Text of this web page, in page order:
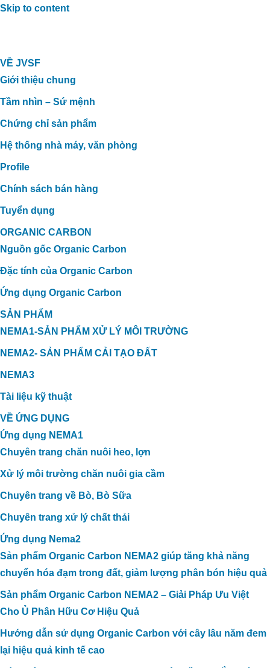
Skip to content
VỀ JVSF
Giới thiệu chung
Tầm nhìn – Sứ mệnh
Chứng chỉ sản phẩm
Hệ thống nhà máy, văn phòng
Profile
Chính sách bán hàng
Tuyển dụng
ORGANIC CARBON
Nguồn gốc Organic Carbon
Đặc tính của Organic Carbon
Ứng dụng Organic Carbon
SẢN PHẨM
NEMA1-SẢN PHẨM XỬ LÝ MÔI TRƯỜNG
NEMA2- SẢN PHẨM CẢI TẠO ĐẤT
NEMA3
Tài liệu kỹ thuật
VỀ ỨNG DỤNG
Ứng dụng NEMA1
Chuyên trang chăn nuôi heo, lợn
Xử lý môi trường chăn nuôi gia cầm
Chuyên trang về Bò, Bò Sữa
Chuyên trang xử lý chất thải
Ứng dụng Nema2
Sản phẩm Organic Carbon NEMA2 giúp tăng khả năng
chuyển hóa đạm trong đất, giảm lượng phân bón hiệu quả
Sản phẩm Organic Carbon NEMA2 – Giải Pháp Ưu Việt
Cho Ủ Phân Hữu Cơ Hiệu Quả
Hướng dẫn sử dụng Organic Carbon với cây lâu năm đem
lại hiệu quả kinh tế cao